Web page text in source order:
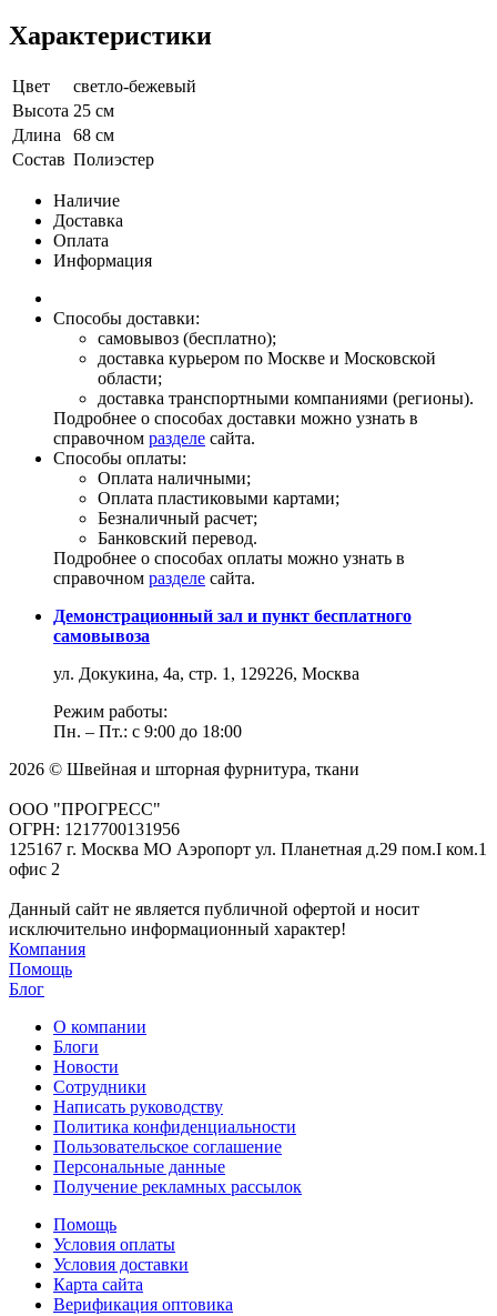
Характеристики
Цвет
светло-бежевый
Высота 25 см
Длина
68 см
Состав Полиэстер
Наличие
Доставка
Оплата
Информация
Способы доставки:
самовывоз (бесплатно);
доставка курьером по Москве и Московской
области;
доставка транспортными компаниями (регионы).
Подробнее о способах доставки можно узнать в
справочном разделе сайта.
Способы оплаты:
Оплата наличными;
Оплата пластиковыми картами;
Безналичный расчет;
Банковский перевод.
Подробнее о способах оплаты можно узнать в
справочном разделе сайта.
Демонстрационный зал и пункт бесплатного
самовывоза
ул. Докукина, 4а, стр. 1, 129226, Москва
Режим работы:
Пн. – Пт.: с 9:00 до 18:00
2026 © Швейная и шторная фурнитура, ткани
ООО "ПРОГРЕСС"
ОГРН: 1217700131956
125167 г. Москва МО Аэропорт ул. Планетная д.29 пом.I ком.1
офис 2
Данный сайт не является публичной офертой и носит
исключительно информационный характер!
Компания
Помощь
Блог
О компании
Блоги
Новости
Сотрудники
Написать руководству
Политика конфиденциальности
Пользовательское соглашение
Персональные данные
Получение рекламных рассылок
Помощь
Условия оплаты
Условия доставки
Карта сайта
Верификация оптовика